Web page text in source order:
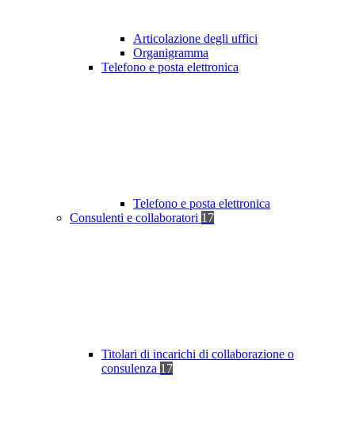
Articolazione degli uffici
Organigramma
Telefono e posta elettronica
Telefono e posta elettronica
Consulenti e collaboratori 17
Titolari di incarichi di collaborazione o
consulenza 17